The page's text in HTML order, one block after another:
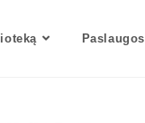
Paslaugos